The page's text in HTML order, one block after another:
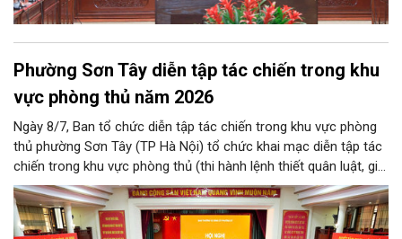
Phường Sơn Tây diễn tập tác chiến trong khu
vực phòng thủ năm 2026
Ngày 8/7, Ban tổ chức diễn tập tác chiến trong khu vực phòng
thủ phường Sơn Tây (TP Hà Nội) tổ chức khai mạc diễn tập tác
chiến trong khu vực phòng thủ (thi hành lệnh thiết quân luật, giới
nghiêm) năm 2026.